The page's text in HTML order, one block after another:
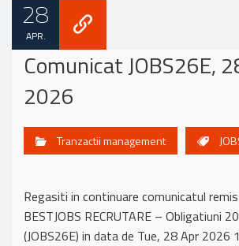
28
APR.
Comunicat JOBS26E,
2026
Tranzactii management
Regasiti in continuare comunicatul
BESTJOBS RECRUTARE – Obligatiuni
(JOBS26E) in data de Tue, 28 Apr 2026